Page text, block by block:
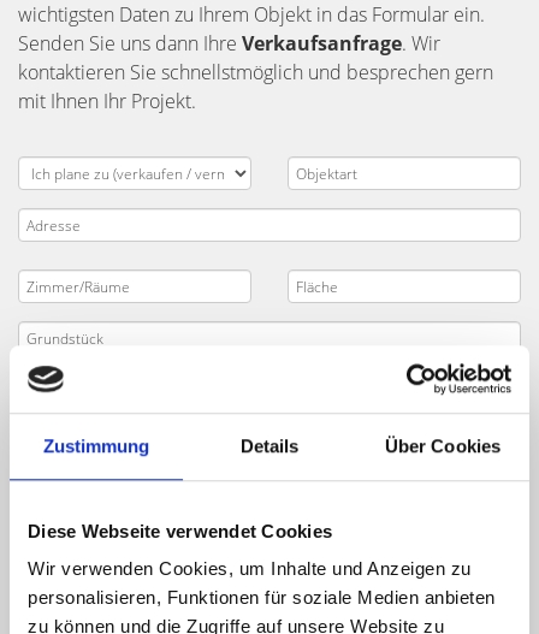
Zustimmung Details Über Cookies
Diese Webseite verwendet Cookies
Wir verwenden Cookies, um Inhalte und Anzeigen zu
personalisieren, Funktionen für soziale Medien anbieten
zu können und die Zugriffe auf unsere Website zu
wichtigsten Daten zu Ihrem Objekt in das Formular ein.
Senden Sie uns dann Ihre Verkaufsanfrage. Wir
kontaktieren Sie schnellstmöglich und besprechen gern
mit Ihnen Ihr Projekt.